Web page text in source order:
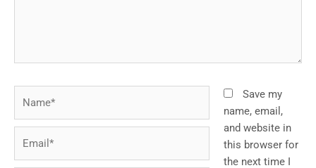
Save my
name, email,
and website in
this browser for
the next time I